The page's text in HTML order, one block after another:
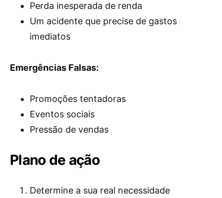
Perda inesperada de renda
Um acidente que precise de gastos
imediatos
Emergências Falsas:
Promoções tentadoras
Eventos sociais
Pressão de vendas
Plano de ação
Determine a sua real necessidade